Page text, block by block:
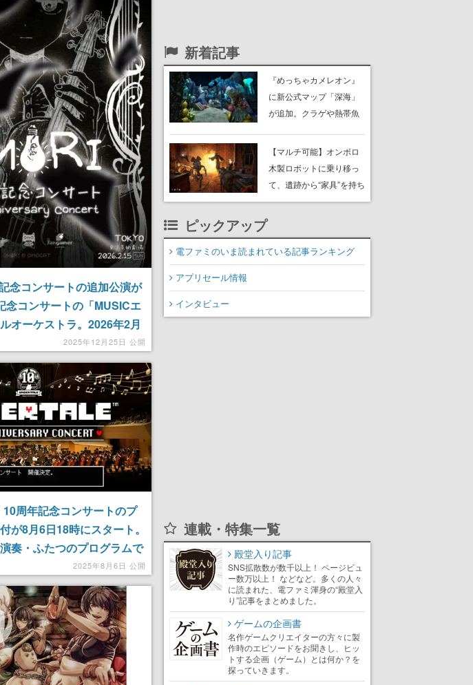
念コンサートの追加公演が
念コンサートの「MUSICエ
オーケストラ。2026年2月
術劇場コンサートホールにて
2025年12月25日 公開
10周年記念コンサートのプ
が8月6日18時にスタート。
奏・ふたつのプログラムで
2025年8月6日 公開
新着記事
『めっちゃカメレオン』
に新公式マップ「深海」
が追加。クラゲや熱帯魚
や大きな貝も
【マルチ可能】オンボロ
木製ロボットに乗り移っ
て、遺跡から“家具”を持ち
帰るホラーアクションゲ
売。迫る“腐敗”から逃げ延
び、持ち帰った家具で基
ピックアップ
電ファミのいま読まれている記事ランキング
アプリセール情報
インタビュー
連載・特集一覧
殿堂入り記事
SNS拡散数が数千以上！ ページビュ
ー数万以上！ などなど。多くの人々
に読まれた、電ファミ渾身の“殿堂入
り”記事をまとめました。
ゲームの企画書
名作ゲームクリエイターの方々に製
作時のエピソードをお聞きし、ヒッ
トする企画（ゲーム）とは何か？を
探っていきます。